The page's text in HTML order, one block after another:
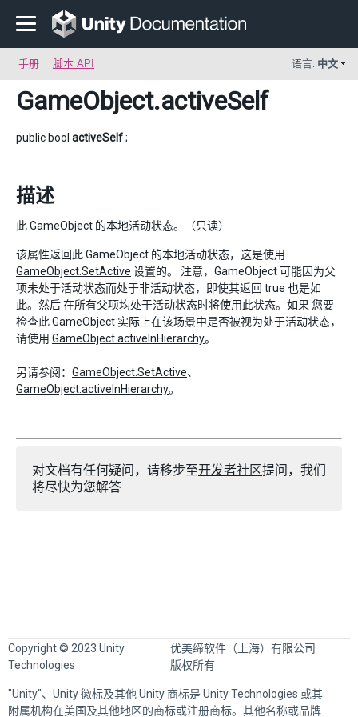
手册 脚本 API 语言: 中文
GameObject.activeSelf
public bool activeSelf;
描述
此 GameObject 的本地活动状态。（只读）
该属性返回此 GameObject 的本地活动状态，这是使用
GameObject.SetActive 设置的。 注意，GameObject 可能因为父
项未处于活动状态而处于非活动状态，即使其返回 true 也是如
此。然后 在所有父项均处于活动状态时将使用此状态。如果 您要
检查此 GameObject 实际上在该场景中是否被视为处于活动状态，
请使用 GameObject.activeInHierarchy。
另请参阅： GameObject.SetActive、
GameObject.activeInHierarchy。
对文档有任何疑问，请移步至开发者社区提问，我们
将尽快为您解答
Copyright © 2023 Unity
Technologies
优美缔软件（上海）有限公司
版权所有
"Unity"、Unity 徽标及其他 Unity 商标是 Unity Technologies 或其
附属机构在美国及其他地区的商标或注册商标。其他名称或品牌